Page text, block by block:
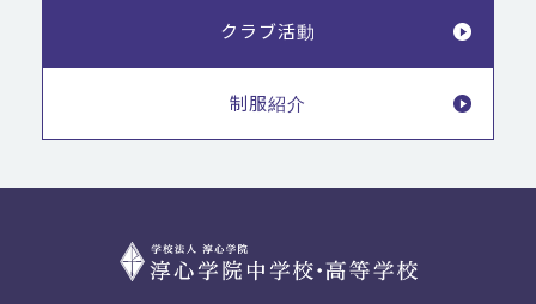
クラブ活動
制服紹介